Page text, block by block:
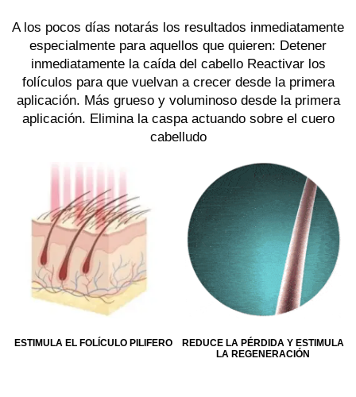
A los pocos días notarás los resultados inmediatamente
especialmente para aquellos que quieren: Detener
inmediatamente la caída del cabello Reactivar los
folículos para que vuelvan a crecer desde la primera
aplicación. Más grueso y voluminoso desde la primera
aplicación. Elimina la caspa actuando sobre el cuero
cabelludo
ESTIMULA EL FOLÍCULO PILIFERO
REDUCE LA PÉRDIDA Y ESTIMULA
LA REGENERACIÓN